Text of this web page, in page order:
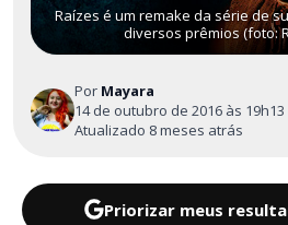
Raízes é um remake da série de
diversos prêmios (foto:
Por Mayara
14 de outubro de 2016 às 19h13
Atualizado 8 meses atrás
Priorizar meus